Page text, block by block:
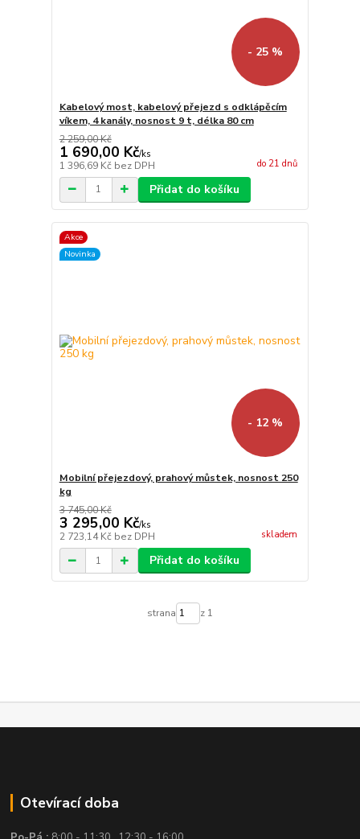
- 25 %
Kabelový most, kabelový přejezd s odklápěcím
víkem, 4 kanály, nosnost 9 t, délka 80 cm
2 259,00 Kč
1 690,00 Kč/ks
1 396,69 Kč bez DPH do 21 dnů
Přidat do košíku
Akce
Novinka
- 12 %
Mobilní přejezdový, prahový můstek, nosnost 250
kg
3 745,00 Kč
3 295,00 Kč/ks
2 723,14 Kč bez DPH skladem
Přidat do košíku
strana z 1
Otevírací doba